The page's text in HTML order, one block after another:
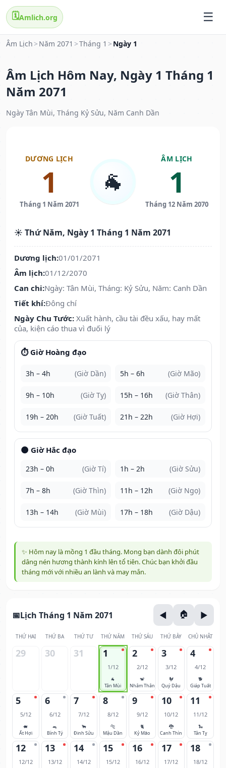
🗓️Amlich.org
Âm Lịch > Năm 2071 >Tháng 1 > Ngày 1
Âm Lịch Hôm Nay, Ngày 1 Tháng 1
Năm 2071
Ngày Tân Mùi, Tháng Kỷ Sửu, Năm Canh Dần
DƯƠNG LỊCH
1
Tháng 1 Năm 2071
🐐
ÂM LỊCH
1
Tháng 12 Năm 2070
☀️ Thứ Năm, Ngày 1 Tháng 1 Năm 2071
Dương lịch:01/01/2071
Âm lịch:01/12/2070
Can chi:Ngày: Tân Mùi, Tháng: Kỷ Sửu, Năm: Canh Dần
Tiết khí:Đông chí
Ngày Chu Tước: Xuất hành, cầu tài đều xấu, hay mất
của, kiện cáo thua vì đuối lý
⏱️ Giờ Hoàng đạo
3h – 4h (Giờ Dần) 5h – 6h (Giờ Mão)
9h – 10h (Giờ Tỵ) 15h – 16h (Giờ Thân)
19h – 20h (Giờ Tuất) 21h – 22h (Giờ Hợi)
🌑 Giờ Hắc đạo
23h – 0h (Giờ Tí) 1h – 2h (Giờ Sửu)
7h – 8h (Giờ Thìn) 11h – 12h (Giờ Ngọ)
13h – 14h (Giờ Mùi) 17h – 18h (Giờ Dậu)
✨ Hôm nay là mồng 1 đầu tháng. Mong bạn dành đôi phút
dâng nén hương thành kính lên tổ tiên. Chúc bạn khởi đầu
tháng mới với nhiều an lành và may mắn.
Lịch Tháng 1 Năm 2071
THỨ HAI THỨ BA THỨ TƯ THỨ NĂM THỨ SÁU THỨ BẢY CHỦ NHẬT
29 30 31 1
1/12
🐐
Tân Mùi
2
2/12
🐒
Nhâm Thân
3
3/12
🐓
Quý Dậu
4
4/12
🐕
Giáp Tuất
5
5/12
🐖
Ất Hợi
6
6/12
🐀
Bính Tý
7
7/12
🐂
Đinh Sửu
8
8/12
🐅
Mậu Dần
9
9/12
🐈
Kỷ Mão
10
10/12
🐉
Canh Thìn
11
11/12
🐍
Tân Tỵ
12
12/12
13
13/12
14
14/12
15
15/12
16
16/12
17
17/12
18
18/12